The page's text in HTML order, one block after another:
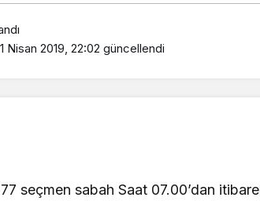
1 Nisan 2019, 22:02 güncellendi
seçmen sabah Saat 07.00’dan